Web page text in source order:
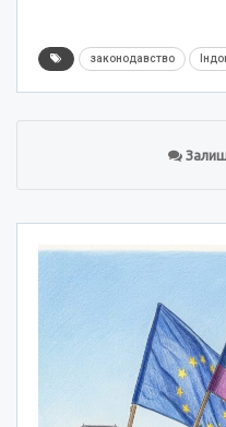
законодавство